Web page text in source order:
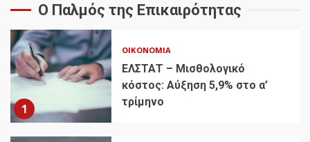
Ο Παλμός της Επικαιρότητας
1
ΟΙΚΟΝΟΜΊΑ
ΕΛΣΤΑΤ – Μισθολογικό
κόστος: Αύξηση 5,9% στο α’
τρίμηνο